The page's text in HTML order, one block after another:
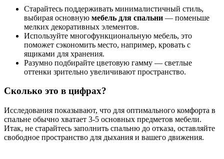
Старайтесь поддерживать минималистичный стиль,
выбирая основную мебель для спальни — поменьше
мелких декоративных элементов.
Используйте многофункциональную мебель, это
поможет сэкономить место, например, кровать с
ящиками для хранения.
Разумно подбирайте цветовую гамму — светлые
оттенки зрительно увеличивают пространство.
Сколько это в цифрах?
Исследования показывают, что для оптимального комфорта в
спальне обычно хватает 3-5 основных предметов мебели.
Итак, не старайтесь заполнить спальню до отказа, оставляйте
свободное пространство для дыхания и вашего движения.